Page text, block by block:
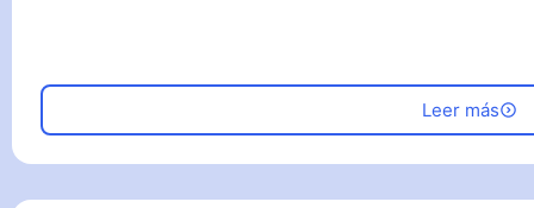
Leer más